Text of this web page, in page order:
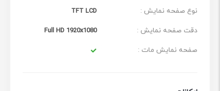
نوع صفحه نمایش : TFT LCD
دقت صفحه نمایش : Full HD 1920x1080
صفحه نمایش مات :